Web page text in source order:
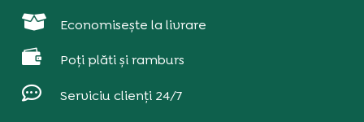
 Economisește la livrare
 Poți plăti și ramburs
 Serviciu clienți 24/7